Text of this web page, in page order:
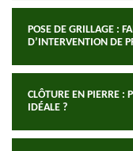
POSE DE GRILLAGE :
D’INTERVENTION DE
CLÔTURE EN PIERRE :
IDÉALE ?